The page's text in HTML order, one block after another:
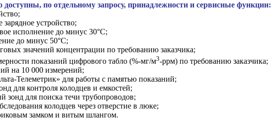
доступны, по отдельному запросу, принадлежности и сервисные функции:
зарядное устройство;
исполнение до минус 30°C;
до минус 50°C;
значений концентрации по требованию заказчика;
показаний цифрового табло (%-мг/м3-ррм) по требованию заказчика;
на 10 000 измерений;
Телеметрик» для работы с памятью показаний;
для контроля колодцев и емкостей;
зонд для поиска течи трубопроводов;
колодцев через отверстие в люке;
замком и витым шлангом.